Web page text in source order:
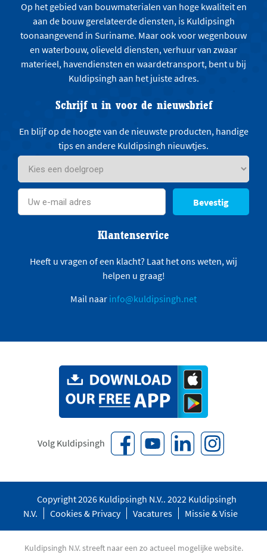
Op het gebied van bouwmaterialen van hoge kwaliteit en
aan de bouw gerelateerde diensten, is Kuldipsingh
toonaangevend in Suriname. Maar ook voor wegenbouw
en waterbouw, olieveld diensten, verhuur van zwaar
materieel, havendiensten en waardetransport, bent u bij
Kuldipsingh aan het juiste adres.
Schrijf u in voor de nieuwsbrief
En blijf op de hoogte van de nieuwste producten, handige
tips en andere Kuldipsingh nieuwtjes.
Bevestig
Klantenservice
Heeft u vragen of een klacht? Laat het ons weten, wij
helpen u graag!
Mail naar info@kuldipsingh.net
Volg Kuldipsingh
Copyright 2026 Kuldipsingh N.V.. 2022 Kuldipsingh
N.V.
Cookies & Privacy Vacatures Missie & Visie
Kuldipsingh N.V. streeft naar een zo actueel mogelijke website.